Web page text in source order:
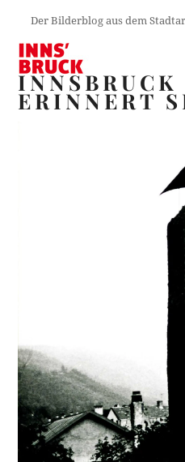
Der Bilderblog aus dem
INNSBRUCK
ERINNERT